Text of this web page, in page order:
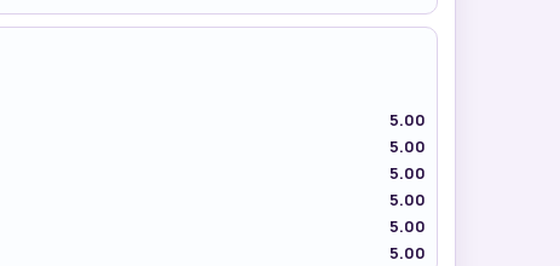
5.00
5.00
5.00
5.00
5.00
5.00